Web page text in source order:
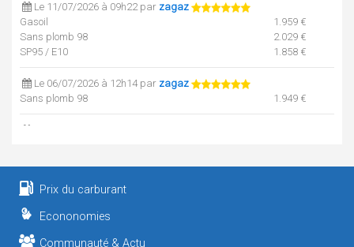
Le 11/07/2026 à 09h22 par zagaz
Gasoil
1.959 €
Sans plomb 98
2.029 €
SP95 / E10
1.858 €
Le 06/07/2026 à 12h14 par zagaz
Sans plomb 98
1.949 €
Le 03/07/2026 à 12h24 par
Gasoil
SP95 / E10
Prix du carburant
Econonomies
Communauté & Actu